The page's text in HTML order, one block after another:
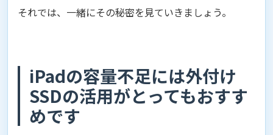
それでは、一緒にその秘密を見ていきましょう。
iPadの容量不足には外付け
SSDの活用がとってもおすす
めです